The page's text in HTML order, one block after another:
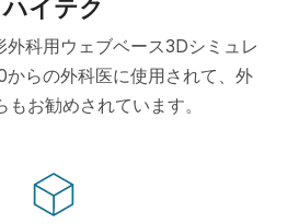
ハイテク
外科用ウェブベース3Dシミュレ
からの外科医に使用されて、外
もお勧めされています。